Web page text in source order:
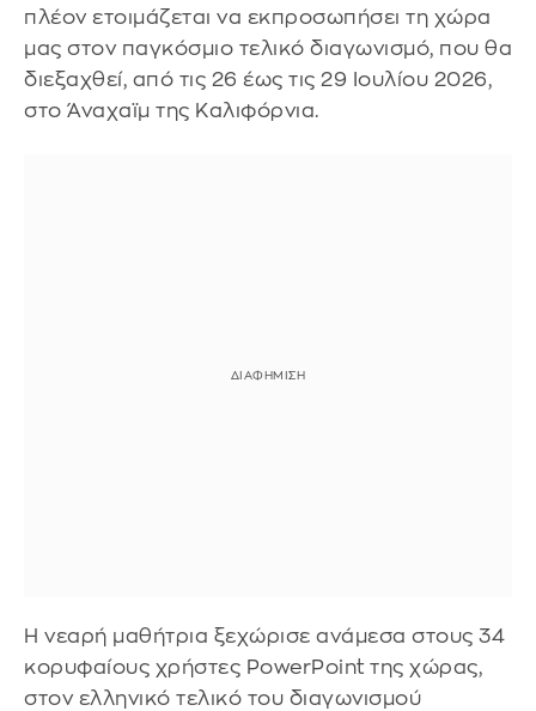
πλέον ετοιμάζεται να εκπροσωπήσει τη χώρα
μας στον παγκόσμιο τελικό διαγωνισμό, που θα
διεξαχθεί, από τις 26 έως τις 29 Ιουλίου 2026,
στο Άναχαϊμ της Καλιφόρνια.
Η νεαρή μαθήτρια ξεχώρισε ανάμεσα στους 34
κορυφαίους χρήστες PowerPoint της χώρας,
στον ελληνικό τελικό του διαγωνισμού